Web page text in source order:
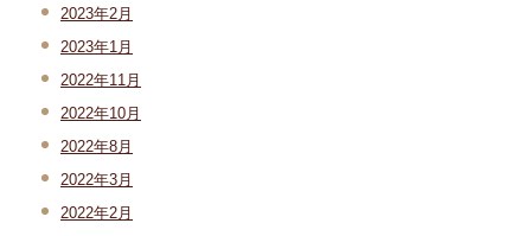
2023年2月
2023年1月
2022年11月
2022年10月
2022年8月
2022年3月
2022年2月